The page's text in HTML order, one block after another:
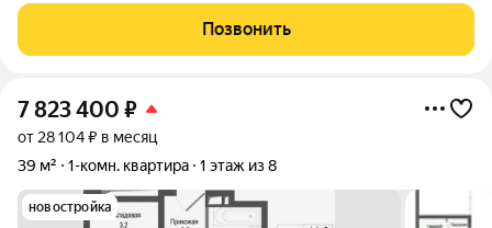
собственности более 5 лет. Обременений нет. В договоре
купли-продажи фиксируется полная
Позвонить
7 823 400 ₽
от 28 104 ₽ в месяц
39 м²
1-комн. квартира 1 этаж из 8
новостройка